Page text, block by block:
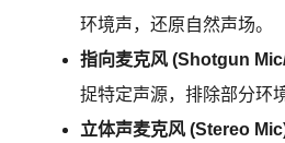
环境声，还原自然声场。
指向麦克风 (Shotgun
捉特定声源，排除部分环
立体声麦克风 (Stereo Mic)